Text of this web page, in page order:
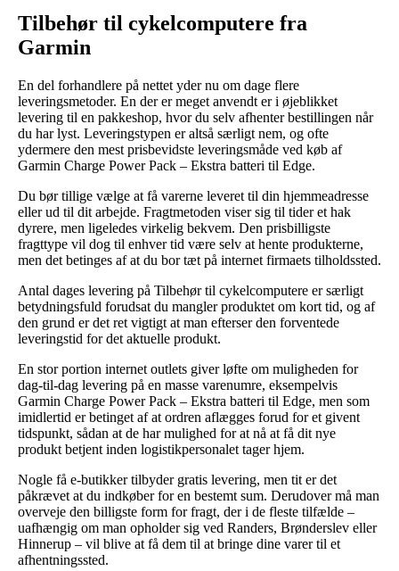
Tilbehør til cykelcomputere fra
Garmin
En del forhandlere på nettet yder nu om dage flere
leveringsmetoder. En der er meget anvendt er i øjeblikket
levering til en pakkeshop, hvor du selv afhenter bestillingen når
du har lyst. Leveringstypen er altså særligt nem, og ofte
ydermere den mest prisbevidste leveringsmåde ved køb af
Garmin Charge Power Pack – Ekstra batteri til Edge.
Du bør tillige vælge at få varerne leveret til din hjemmeadresse
eller ud til dit arbejde. Fragtmetoden viser sig til tider et hak
dyrere, men ligeledes virkelig bekvem. Den prisbilligste
fragttype vil dog til enhver tid være selv at hente produkterne,
men det betinges af at du bor tæt på internet firmaets tilholdssted.
Antal dages levering på Tilbehør til cykelcomputere er særligt
betydningsfuld forudsat du mangler produktet om kort tid, og af
den grund er det ret vigtigt at man efterser den forventede
leveringstid for det aktuelle produkt.
En stor portion internet outlets giver løfte om muligheden for
dag-til-dag levering på en masse varenumre, eksempelvis
Garmin Charge Power Pack – Ekstra batteri til Edge, men som
imidlertid er betinget af at ordren aflægges forud for et givent
tidspunkt, sådan at de har mulighed for at nå at få dit nye
produkt betjent inden logistikpersonalet tager hjem.
Nogle få e-butikker tilbyder gratis levering, men tit er det
påkrævet at du indkøber for en bestemt sum. Derudover må man
overveje den billigste form for fragt, der i de fleste tilfælde –
uafhængig om man opholder sig ved Randers, Brønderslev eller
Hinnerup – vil blive at få dem til at bringe dine varer til et
afhentningssted.